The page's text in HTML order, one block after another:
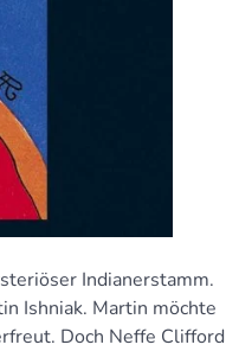
Indianerstamm.
Ishniak. Martin möchte
Doch Neffe Clifford